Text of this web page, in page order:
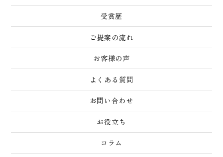
受賞歴
ご提案の流れ
お客様の声
よくある質問
お問い合わせ
お役立ち
コラム